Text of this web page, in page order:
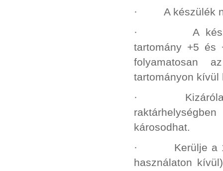
· A készülék
· A készülék
tartomány +5 és
folyamatosan
tartományon kívül
· Kizárólag
károsodhat.
· Kerülje a
használaton